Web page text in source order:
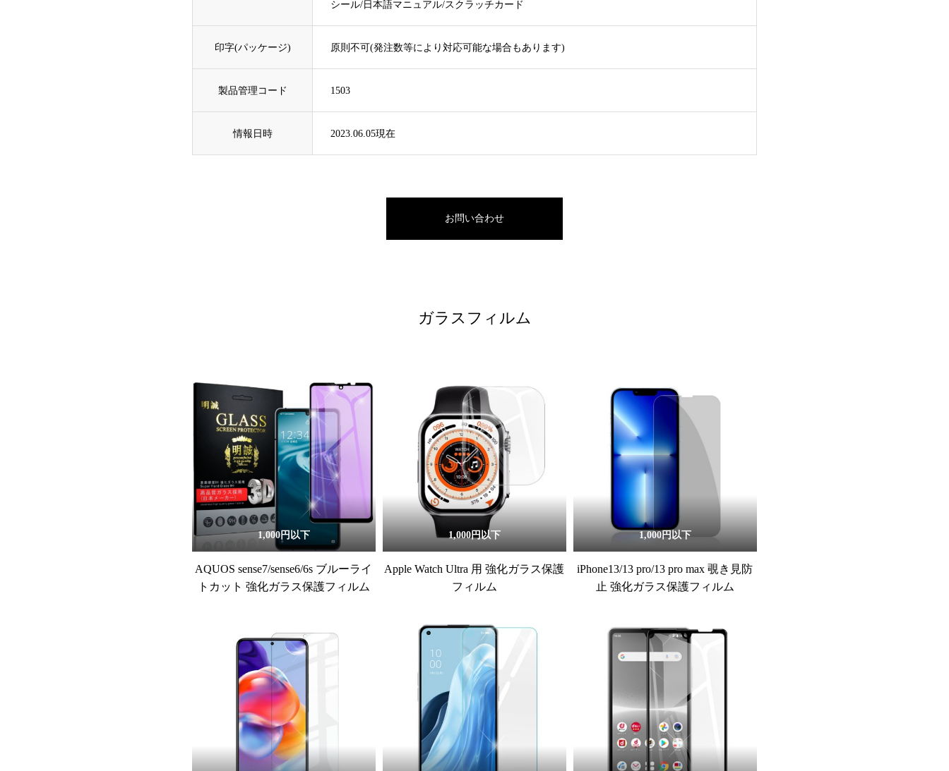
シール/日本語マニュアル/スクラッチカード
印字(パッケージ) 原則不可(発注数等により対応可能な場合もあります)
製品管理コード 1503
情報日時 2023.06.05現在
お問い合わせ
ガラスフィルム
1,000円以下
AQUOS sense7/sense6/6s ブルーライ
トカット 強化ガラス保護フィルム
1,000円以下
Apple Watch Ultra 用 強化ガラス保護
フィルム
1,000円以下
iPhone13/13 pro/13 pro max 覗き見防
止 強化ガラス保護フィルム